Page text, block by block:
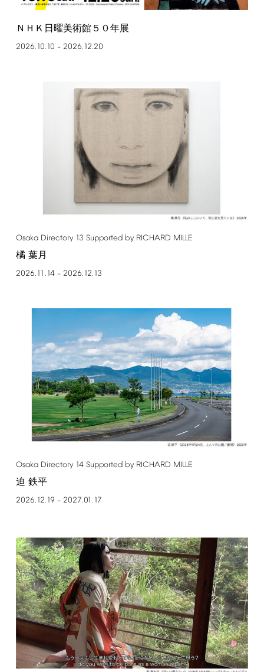
ＮＨＫ日曜美術館５０年展
2026.10.10 – 2026.12.20
Osaka Directory 13 Supported by RICHARD MILLE
橘 葉月
2026.11.14– 2026.12.13
Osaka Directory 14 Supported by RICHARD MILLE
迫 鉄平
2026.12.19 – 2027.01.17